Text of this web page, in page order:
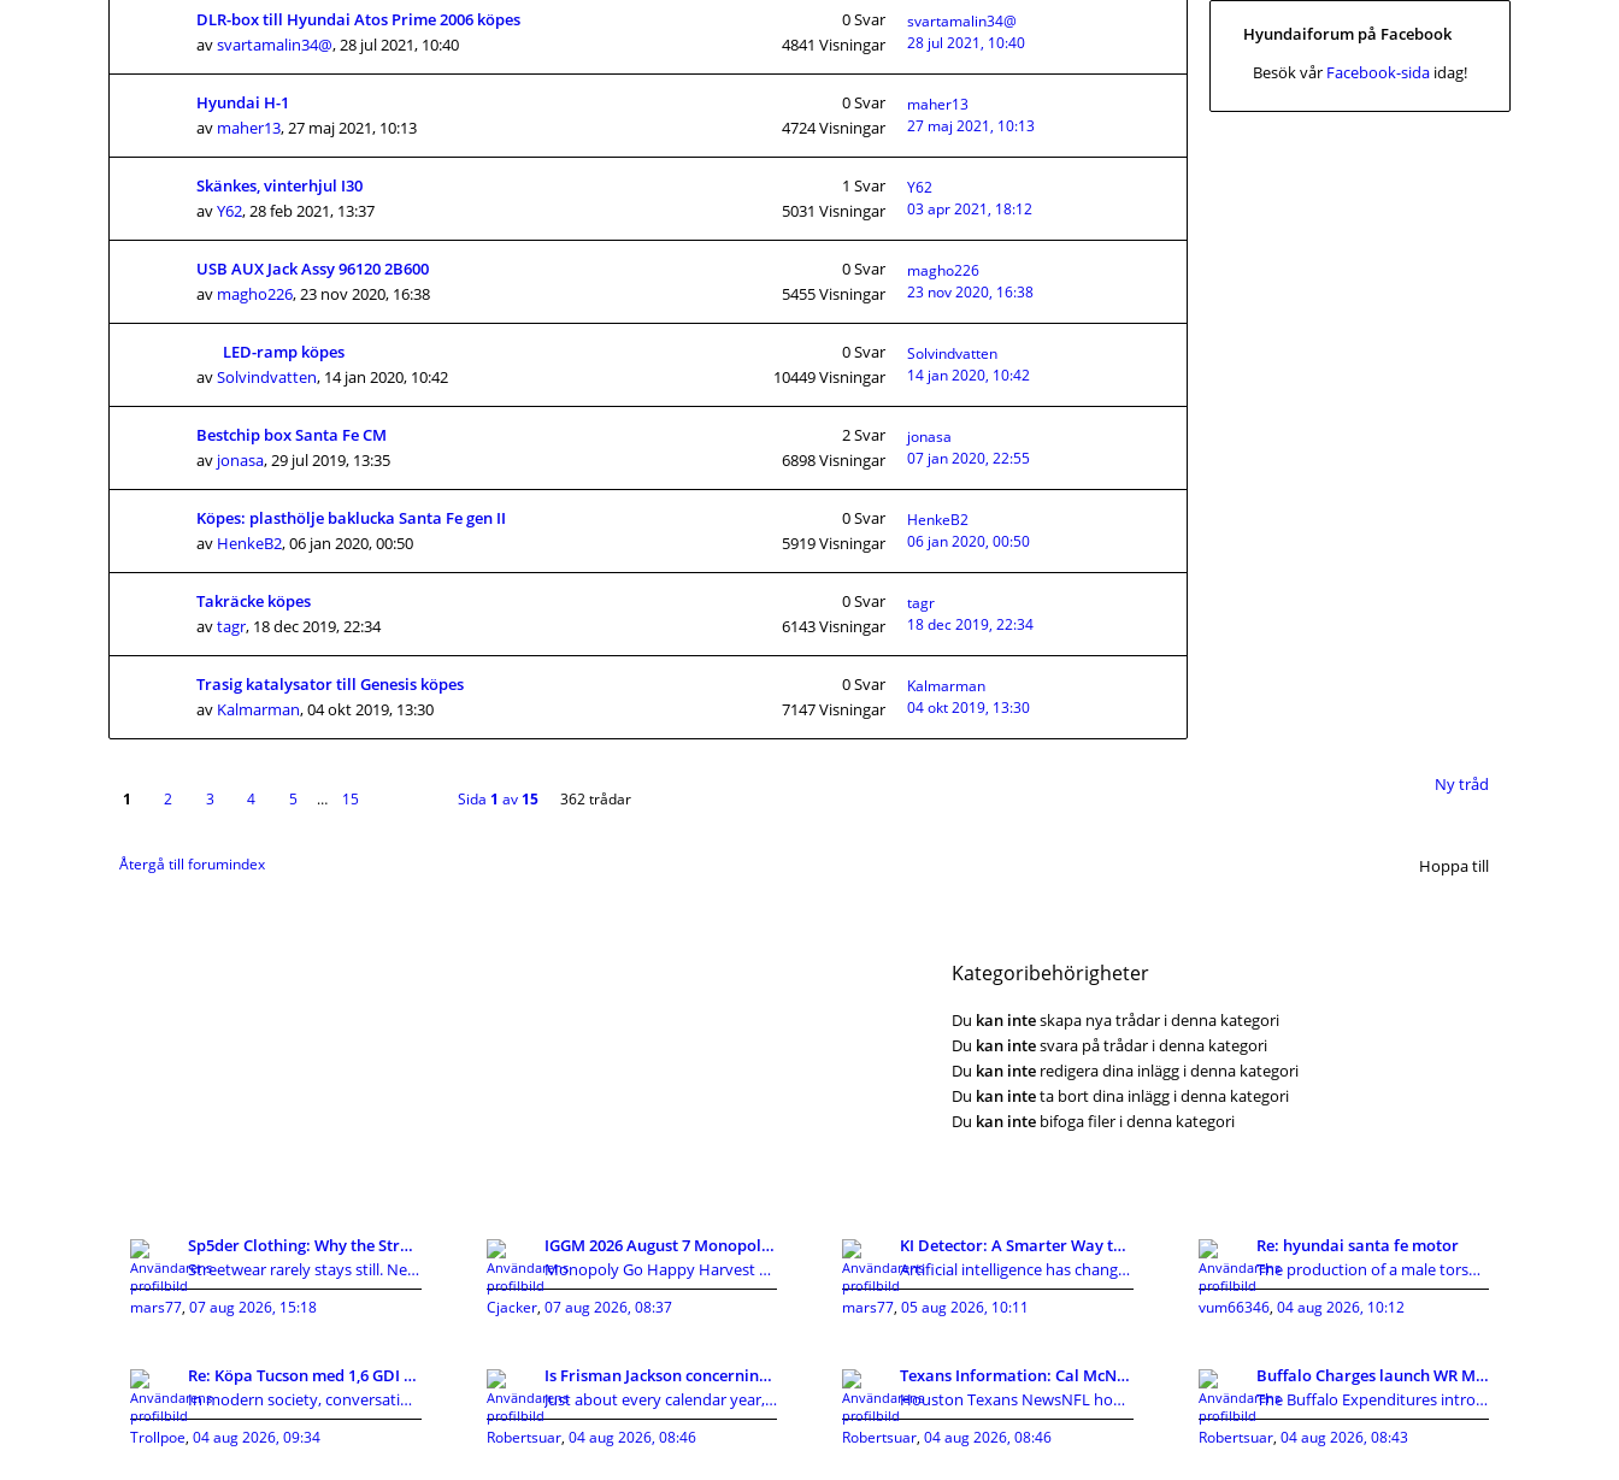
DLR-box till Hyundai Atos Prime 2006 köpes
avsvartamalin34@,28 jul 2021, 10:40
0Svar
4841 Visningar
svartamalin34@
28 jul 2021, 10:40
Hyundai H-1
av maher13,27 maj 2021, 10:13
0Svar
4724Visningar
maher13
27 maj 2021, 10:13
Skänkes, vinterhjul I30
avY62,28 feb 2021, 13:37
1 Svar
5031 Visningar
Y62
03 apr 2021, 18:12
USB AUX Jack Assy 96120 2B600
av magho226,23 nov 2020, 16:38
0Svar
5455Visningar
magho226
23 nov 2020, 16:38
LED-ramp köpes
avSolvindvatten, 14 jan 2020, 10:42
0Svar
10449Visningar
Solvindvatten
14 jan 2020, 10:42
Bestchip box Santa Fe CM
av jonasa,29 jul 2019, 13:35
2Svar
6898Visningar
jonasa
07 jan 2020, 22:55
Köpes: plasthölje baklucka Santa Fe gen II
av HenkeB2,06 jan 2020, 00:50
0Svar
5919Visningar
HenkeB2
06 jan 2020, 00:50
Takräcke köpes
avtagr, 18 dec 2019, 22:34
0Svar
6143Visningar
tagr
18 dec 2019, 22:34
Trasig katalysator till Genesis köpes
av Kalmarman,04 okt 2019, 13:30
0Svar
7147Visningar
Kalmarman
04 okt 2019, 13:30
Hyundaiforum på Facebook
Besök vår Facebook-sida idag!
Ny tråd
1 2 3 4 5 … 15 Sida 1 av 15 362 trådar
Återgå till forumindex Hoppa till
Kategoribehörigheter
Du kan inteskapa nya trådar i denna kategori
Du kan intesvara på trådar i denna kategori
Du kan inte redigera dina inlägg i denna kategori
Du kan inteta bort dina inlägg i denna kategori
Du kan inte bifoga filer i denna kategori
Sp5der Clothing: Why the Streetwear Brand Keeps Ge
Streetwear rarely stays still. New labels appear,
mars77, 07 aug 2026, 15:18
IGGM 2026 August 7 Monopoly Go Looney Tunes Partne
Monopoly Go Happy Harvest with Looney Tunes album'
Cjacker, 07 aug 2026, 08:37
KI Detector: A Smarter Way to Review AI-Assisted C
Artificial intelligence has changed how people cre
mars77, 05 aug 2026, 10:11
Re: hyundai santa fe motor
The production of a male torso sex doll involves m
vum66346, 04 aug 2026, 10:12
Re: Köpa Tucson med 1,6 GDI eller 1,7CRDI?
In modern society, conversations around privacy, p
Trollpoe, 04 aug 2026, 09:34
Is Frisman Jackson concerning towards gain the mas
Just about every calendar year, the Cleveland Brow
Robertsuar, 04 aug 2026, 08:46
Texans Information: Cal McNair nearer toward getti
Houston Texans NewsNFL home owners established in
Robertsuar, 04 aug 2026, 08:46
Buffalo Charges launch WR Mecole Hardman Jr., sign
The Buffalo Expenditures introduced a collection o
Robertsuar, 04 aug 2026, 08:43